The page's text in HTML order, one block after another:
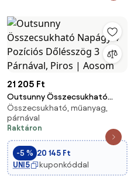
21 205 Ft
Outsunny Összecsukható
Napágy 4 Pozíciós Dőlésszög 3
Párnával, Piros | Aosom
Összecsukható, műanyag,
párnával
Raktáron
-5 % 20 145 Ft
UNI5
kuponkóddal